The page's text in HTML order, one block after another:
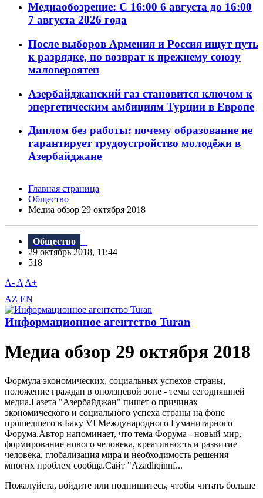
Медиаобозрение: С 16:00 6 августа до 16:00
7 августа 2026 года
После выборов Армения и Россия ищут путь
к разрядке, но возврат к прежнему союзу
маловероятен
Азербайджанский газ становится ключом к
энергетическим амбициям Турции в Европе
Диплом без работы: почему образование не
гарантирует трудоустройство молодёжи в
Азербайджане
Главная страница
Общество
Meдиа обзор 29 октября 2018
Общество
29 октябрь 2018, 11:44
518
A- A A+
AZ EN
Информационное агентство Turan
Meдиа обзор 29 октября 2018
Формула экономических, социальных успехов страны,
положение граждан в оползневой зоне - темы сегодняшней
медиа.Газета "Aзербайджан" пишет о причинах
экономического и социального успеха страны на фоне
прошедшего в Баку VI Международного Гуманитарного
Форума.Автор напоминает, что тема Форума - новый мир,
формирование нового человека, креативность и развитие
человека, глобализация мира и необходимость решения
многих проблем сообща.Сайт "Azadlıqinnf...
Пожалуйста, войдите или подпишитесь, чтобы читать больше